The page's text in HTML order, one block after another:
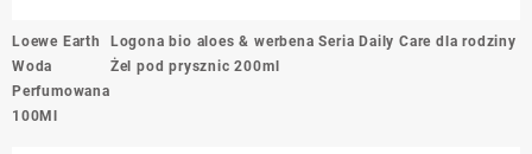
Nawigacja
wpisu
Loewe Earth
Woda
Perfumowana
100Ml
Logona bio aloes & werbena Seria Daily Care dla rodziny
Żel pod prysznic 200ml